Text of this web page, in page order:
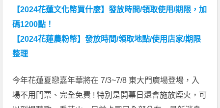
【2024花蓮文化幣買什麼】發放時間/領取使用/期限，加
碼1200點！
【2024花蓮農粉幣】發放時間/領取地點/使用店家/期限
整理
今年花蓮夏戀嘉年華將在 7/3~7/8 東大門廣場登場，入
場不用門票、完全免費 ! 特別是開幕日還會施放煙火，可